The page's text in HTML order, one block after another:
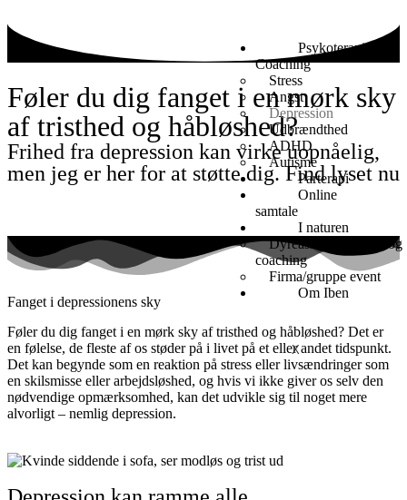
Psykoterapi /
Coaching
Stress
Angst
Depression
Udbrændthed
ADHD
Autisme
Parterapi
Online
samtale
I naturen
Dyreassisteret terapi og
coaching
Firma/gruppe event
Om Iben
X
Føler du dig fanget i en mørk sky
af tristhed og håbløshed?
Frihed fra depression kan virke uopnåelig,
men jeg er her for at støtte dig. Find lyset nu
Fanget i depressionens sky
Føler du dig fanget i en mørk sky af tristhed og håbløshed? Det er
en følelse, de fleste af os støder på i livet på et eller andet tidspunkt.
Det kan begynde som en reaktion på stress eller livsændringer som
en skilsmisse eller arbejdsløshed, og hvis vi ikke giver os selv den
nødvendige opmærksomhed, kan det udvikle sig til noget mere
alvorligt – nemlig depression.